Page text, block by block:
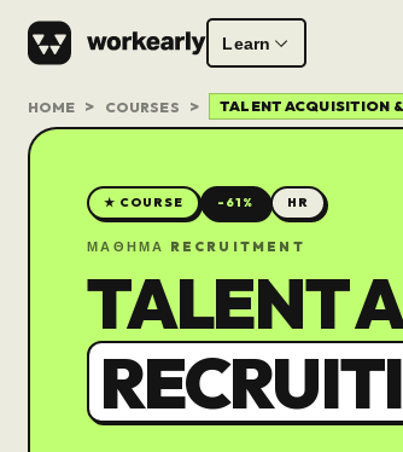
Learn
HOME COURSES TALENT ACQUISITION
★ COURSE - 61 % HR
ΜΆΘΗΜΑ RECRUITMENT
TALENT